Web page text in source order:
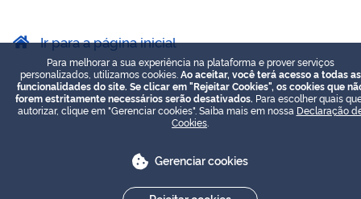
Ir para a página inicial
Para melhorar a sua experiência na plataforma e prover serviços
personalizados, utilizamos cookies. Ao aceitar, você terá acesso a todas as
funcionalidades do site. Se clicar em "Rejeitar Cookies", os cookies que
forem estritamente necessários serão desativados. Para escolher quais
autorizar, clique em "Gerenciar cookies". Saiba mais em nossa Declaração
Cookies
Gerenciar cookies